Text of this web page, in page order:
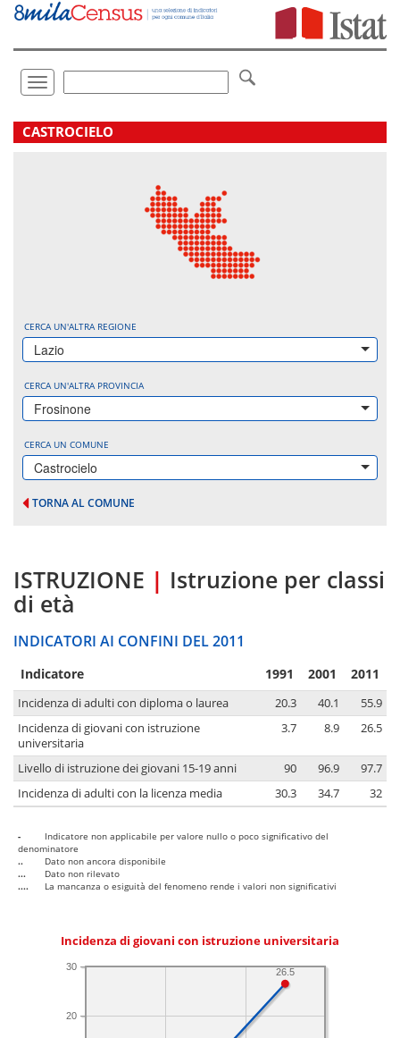
Vai
direttamente
Toggle
navigation
.
CASTROCIELO
CERCA UN'ALTRA REGIONE
Lazio
CERCA UN'ALTRA PROVINCIA
Frosinone
CERCA UN COMUNE
Castrocielo
TORNA AL COMUNE
ISTRUZIONE | Istruzione per classi
di età
INDICATORI AI CONFINI DEL 2011
Indicatore 1991 2001 2011
Incidenza di adulti con diploma o laurea 20.3 40.1
55.9
Incidenza di giovani con istruzione
universitaria
3.7 8.9 26.5
Livello di istruzione dei giovani 15-19 anni 90 96.9
97.7
Incidenza di adulti con la licenza media
30.3 34.7 32
-
Indicatore non applicabile per valore nullo o poco significativo del
denominatore
..
Dato non ancora disponibile
...
Dato non rilevato
....
La mancanza o esiguità del fenomeno rende i valori non significativi
Incidenza di giovani con istruzione universitaria
20
30 26.5